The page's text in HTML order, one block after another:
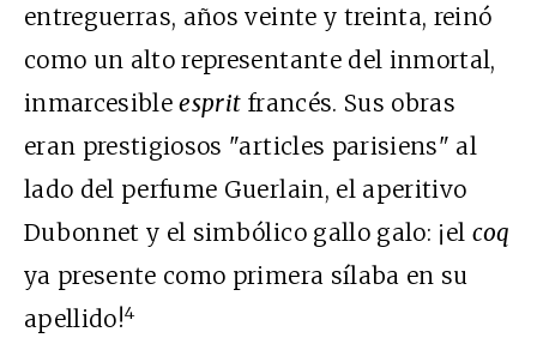
entreguerras, años veinte y treinta, reinó
como un alto representante del inmortal,
inmarcesibleesprit francés. Sus obras
eran prestigiosos "articles parisiens" al
lado del perfume Guerlain, el aperitivo
Dubonnet y el simbólico gallo galo: ¡el coq
ya presente como primera sílaba en su
apellido!4